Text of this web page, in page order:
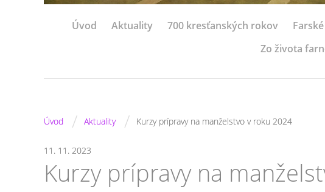
Úvod Aktuality 700 kresťanských rokov
Zo života
Úvod / Aktuality / Kurzy prípravy na manželstvo v roku 2024
11. 11. 2023
Kurzy prípravy na